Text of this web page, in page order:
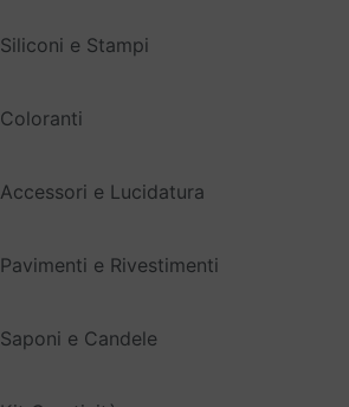
Siliconi e Stampi
Coloranti
Accessori e Lucidatura
Pavimenti e Rivestimenti
Saponi e Candele